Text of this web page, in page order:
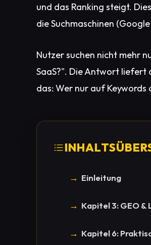
und das Ranking steigt.
die Suchmaschinen
Nutzer suchen nicht mehr
SaaS?". Die Antwort liefert
das: Wer nur auf
Einleitung
Kapitel 3: GEO &
Kapitel 6: